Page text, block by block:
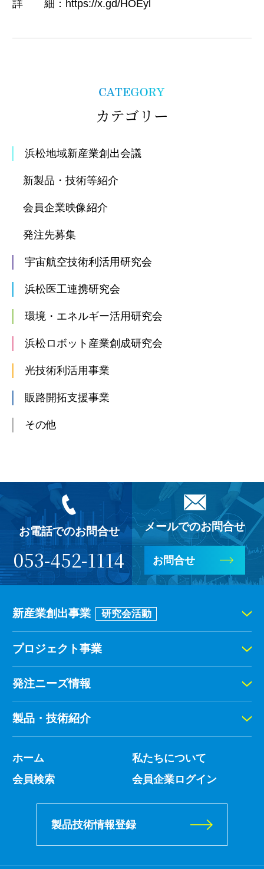
カテゴリー
浜松地域新産業創出会議
新製品・技術等紹介
会員企業映像紹介
発注先募集
宇宙航空技術利活用研究会
浜松医工連携研究会
環境・エネルギー活用研究会
浜松ロボット産業創成研究会
光技術利活用事業
販路開拓支援事業
その他
詳 細：https://x.gd/HOEyl
お電話でのお問合せ
053-452-1114
メールでのお問合せ
お問合せ
新産業創出事業 研究会活動
プロジェクト事業
発注ニーズ情報
製品・技術紹介
ホーム
私たちについて
会員検索
会員企業ログイン
製品技術情報登録